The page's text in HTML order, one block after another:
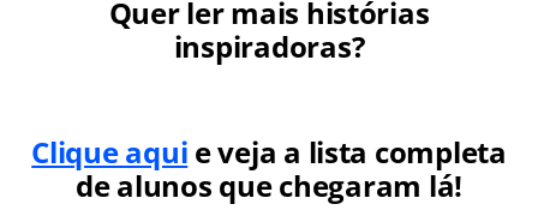
Quer ler mais histórias
inspiradoras?
Clique aqui e veja a lista completa
de alunos que chegaram lá!